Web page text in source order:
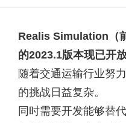
Realis Simulation（
的2023.1版本现已开放
随着交通运输行业努
的挑战日益复杂。
同时需要开发能够替